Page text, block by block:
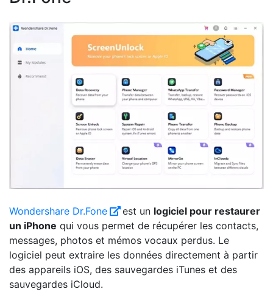
Wondershare Dr.Fone est un logiciel pour restaurer
un iPhone qui vous permet de récupérer les contacts,
messages, photos et mémos vocaux perdus. Le
logiciel peut extraire les données directement à partir
des appareils iOS, des sauvegardes iTunes et des
sauvegardes iCloud.